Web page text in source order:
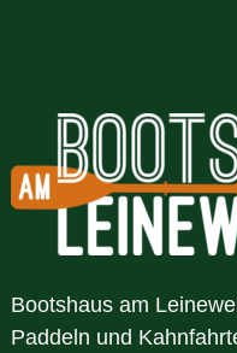
Bootshaus am
Paddeln und